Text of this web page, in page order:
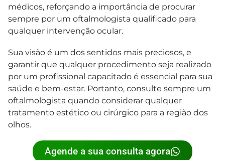
médicos, reforçando a importância de procurar
sempre por um oftalmologista qualificado para
qualquer intervenção ocular.
Sua visão é um dos sentidos mais preciosos, e
garantir que qualquer procedimento seja realizado
por um profissional capacitado é essencial para sua
saúde e bem-estar. Portanto, consulte sempre um
oftalmologista quando considerar qualquer
tratamento estético ou cirúrgico para a região dos
olhos.
Agende a sua consulta agora